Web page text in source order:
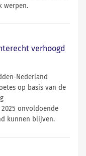
werpen.
verhoogd
Nederland
op basis van de
onvoldoende
kunnen blijven.